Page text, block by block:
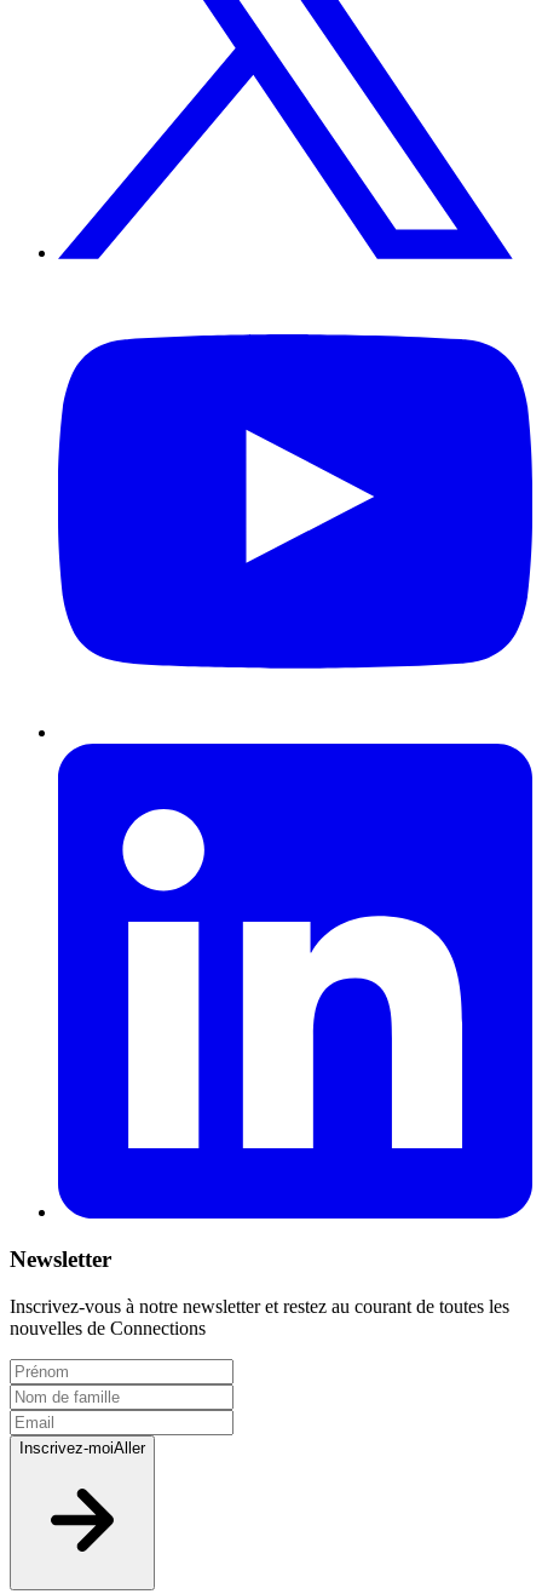
Newsletter
Inscrivez-vous à notre newsletter et restez au courant de toutes les
nouvelles de Connections
Inscrivez-moiAller